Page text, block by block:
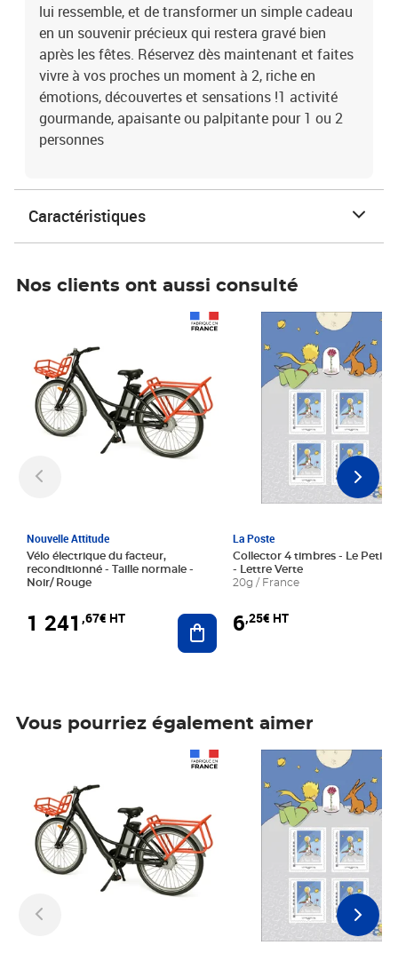
lui ressemble, et de transformer un simple cadeau
en un souvenir précieux qui restera gravé bien
après les fêtes. Réservez dès maintenant et faites
vivre à vos proches un moment à 2, riche en
émotions, découvertes et sensations !1 activité
gourmande, apaisante ou palpitante pour 1 ou 2
personnes
Caractéristiques
Nos clients ont aussi consulté
Nouvelle Attitude
Vélo électrique du facteur,
reconditionné - Taille normale -
Noir/ Rouge
1 241 ,67€ HT Ajouter au panier
La Poste
Collector 4 timbres - Le Petit
- Lettre Verte
20g / France
6,25€ HT
Prix 6,25€ HT
Vous pourriez également aimer
Prix 6,25€ HT